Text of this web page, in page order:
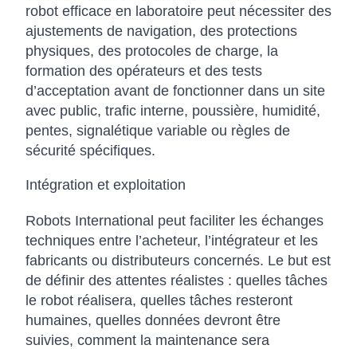
robot efficace en laboratoire peut nécessiter des
ajustements de navigation, des protections
physiques, des protocoles de charge, la
formation des opérateurs et des tests
d’acceptation avant de fonctionner dans un site
avec public, trafic interne, poussière, humidité,
pentes, signalétique variable ou règles de
sécurité spécifiques.
Intégration et exploitation
Robots International peut faciliter les échanges
techniques entre l’acheteur, l’intégrateur et les
fabricants ou distributeurs concernés. Le but est
de définir des attentes réalistes : quelles tâches
le robot réalisera, quelles tâches resteront
humaines, quelles données devront être
suivies, comment la maintenance sera